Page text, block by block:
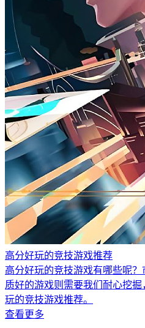
高分好玩的竞技游戏推荐
高分好玩的竞技游戏有哪些呢
质好的游戏则需要我们耐心挖
玩的竞技游戏推荐。
查看更多